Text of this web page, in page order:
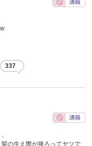
337
の生え際が後ろってヤツで